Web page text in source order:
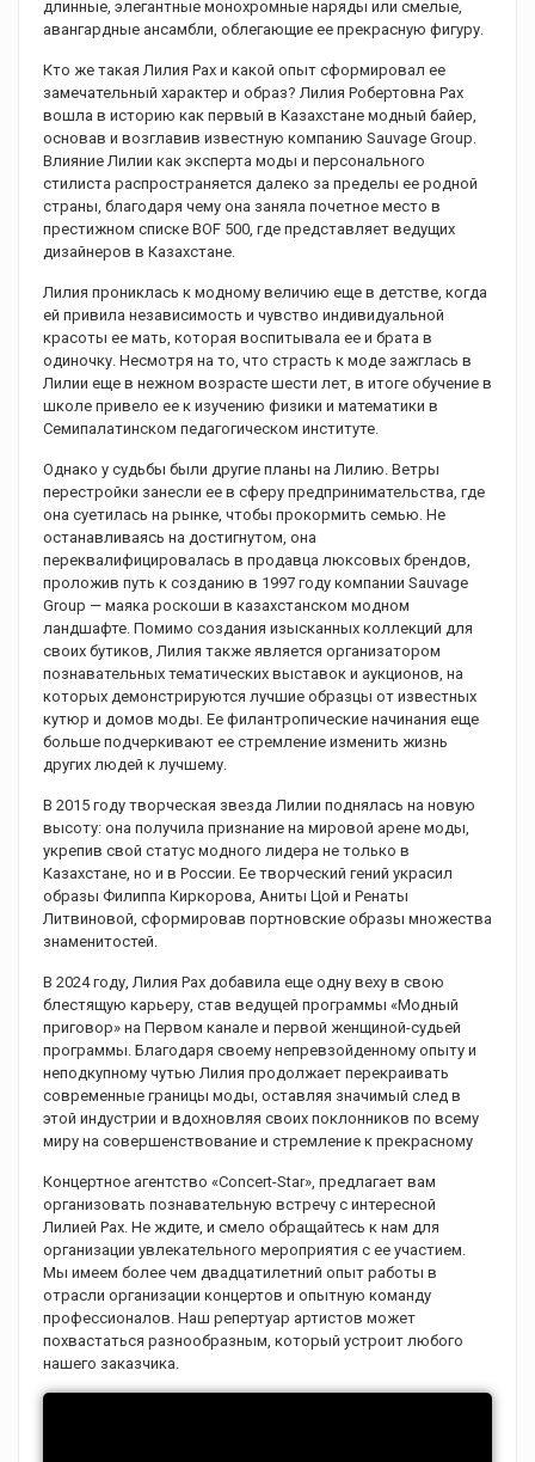
длинные, элегантные монохромные наряды или смелые,
авангардные ансамбли, облегающие ее прекрасную фигуру.
Кто же такая Лилия Рах и какой опыт сформировал ее
замечательный характер и образ? Лилия Робертовна Рах
вошла в историю как первый в Казахстане модный байер,
основав и возглавив известную компанию Sauvage Group.
Влияние Лилии как эксперта моды и персонального
стилиста распространяется далеко за пределы ее родной
страны, благодаря чему она заняла почетное место в
престижном списке BOF 500, где представляет ведущих
дизайнеров в Казахстане.
Лилия прониклась к модному величию еще в детстве, когда
ей привила независимость и чувство индивидуальной
красоты ее мать, которая воспитывала ее и брата в
одиночку. Несмотря на то, что страсть к моде зажглась в
Лилии еще в нежном возрасте шести лет, в итоге обучение в
школе привело ее к изучению физики и математики в
Семипалатинском педагогическом институте.
Однако у судьбы были другие планы на Лилию. Ветры
перестройки занесли ее в сферу предпринимательства, где
она суетилась на рынке, чтобы прокормить семью. Не
останавливаясь на достигнутом, она
переквалифицировалась в продавца люксовых брендов,
проложив путь к созданию в 1997 году компании Sauvage
Group — маяка роскоши в казахстанском модном
ландшафте. Помимо создания изысканных коллекций для
своих бутиков, Лилия также является организатором
познавательных тематических выставок и аукционов, на
которых демонстрируются лучшие образцы от известных
кутюр и домов моды. Ее филантропические начинания еще
больше подчеркивают ее стремление изменить жизнь
других людей к лучшему.
В 2015 году творческая звезда Лилии поднялась на новую
высоту: она получила признание на мировой арене моды,
укрепив свой статус модного лидера не только в
Казахстане, но и в России. Ее творческий гений украсил
образы Филиппа Киркорова, Аниты Цой и Ренаты
Литвиновой, сформировав портновские образы множества
знаменитостей.
В 2024 году, Лилия Рах добавила еще одну веху в свою
блестящую карьеру, став ведущей программы «Модный
приговор» на Первом канале и первой женщиной-судьей
программы. Благодаря своему непревзойденному опыту и
неподкупному чутью Лилия продолжает перекраивать
современные границы моды, оставляя значимый след в
этой индустрии и вдохновляя своих поклонников по всему
миру на совершенствование и стремление к прекрасному
Концертное агентство «Concert-Star», предлагает вам
организовать познавательную встречу с интересной
Лилией Рах. Не ждите, и смело обращайтесь к нам для
организации увлекательного мероприятия с ее участием.
Мы имеем более чем двадцатилетний опыт работы в
отрасли организации концертов и опытную команду
профессионалов. Наш репертуар артистов может
похвастаться разнообразным, который устроит любого
нашего заказчика.